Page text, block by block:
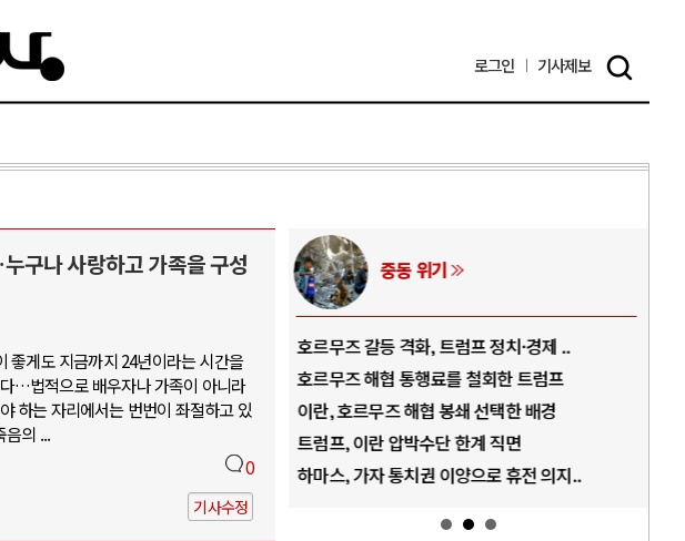
로그인 기사제보
구나 사랑하고 가족을 구성
좋게도 지금까지 24년이라는 시간을
…법적으로 배우자나 가족이 아니라
하는 자리에서는 번번이 좌절하고 있
음의 ...
0
기사수정
중동 위기
해협 통행료를 철회한 트럼프
무즈 해협 봉쇄 선택한 배경
압박수단 한계 직면
AI와 인간
중국 AI, 저가 공세로 글로벌 토큰 시..
AI 국부펀드 구상 놓고 미국 진보진영 ..
AI 데이터센터 반대 투쟁은 새로운 글로..
AI의 숨은 환경 비용: 데이터센터 확산..
AI는 어떻게 미국 민주주의를 잠식하고 ..